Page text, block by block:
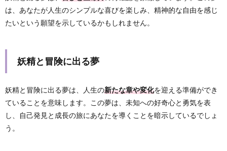
は、あなたが人生のシンプルな喜びを楽しみ、精神的な自由を感じ
たいという願望を示しているかもしれません。
妖精と冒険に出る夢
妖精と冒険に出る夢は、人生の新たな章や変化を迎える準備ができ
ていることを意味します。この夢は、未知への好奇心と勇気を表
し、自己発見と成長の旅にあなたを導くことを暗示しているでしょ
う。